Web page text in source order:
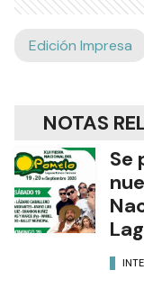
Edición Impresa
NOTAS
Se